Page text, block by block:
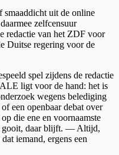
smaaddicht uit de online
zelfcensuur
redactie van het ZDF voor
Duitse regering voor de
spel zijdens de redactie
ligt voor de hand: het is
wegens belediging
een openbaar debat over
die ene en voornaamste
gooit, daar blijft. — Altijd,
iemand, ergens een